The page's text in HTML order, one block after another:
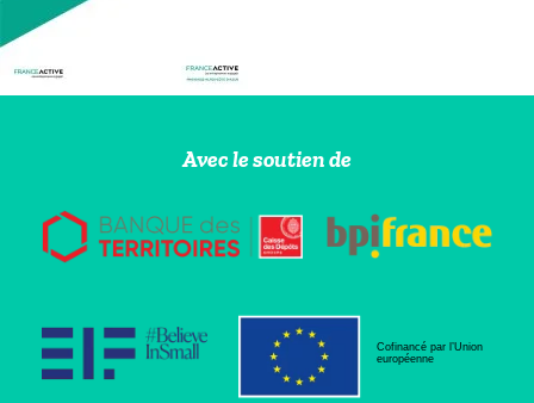
Avec le soutien de
Cofinancé par l’Union
européenne